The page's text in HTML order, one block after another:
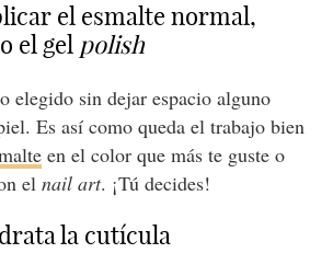
el esmalte normal,
el gel polish
elegido sin dejar espacio alguno
Es así como queda el trabajo bien
en el color que más te guste o
el nail art. ¡Tú decides!
la cutícula